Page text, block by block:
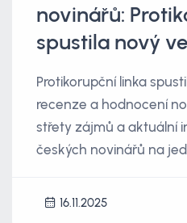
novinářů:
spustila nový
Protikorupční linka
recenze a hodnocení
střety zájmů a aktuální
českých novinářů na
16.11.2025